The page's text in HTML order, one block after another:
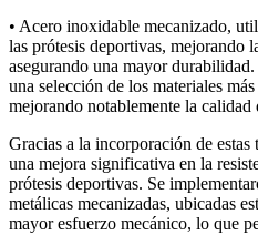
• Acero inoxidable mecanizado,
las prótesis deportivas, mejorando
asegurando una mayor
una selección de los materiales
mejorando notablemente la calidad
Gracias a la incorporación de
una mejora significativa en la
prótesis deportivas. Se
metálicas mecanizadas, ubicadas
mayor esfuerzo mecánico, lo que